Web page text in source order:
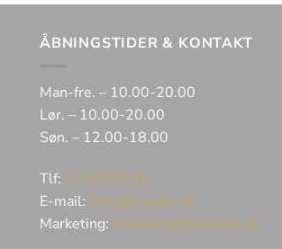
ÅBNINGSTIDER & KONTAKT
Man-fre. – 10.00-20.00
Lør. – 10.00-20.00
Søn. – 12.00-18.00
Tlf: 32 62 06 45
E-mail: info@bonells.dk
Marketing: marketing@bonells.dk